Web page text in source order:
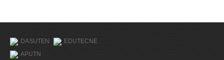
DASUTEN
EDUTECNE
APUTN